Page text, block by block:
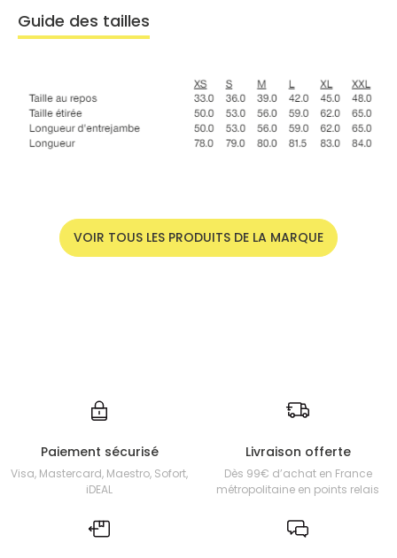
Guide des tailles
VOIR TOUS LES PRODUITS DE LA MARQUE
Paiement sécurisé
Visa, Mastercard, Maestro, Sofort,
iDEAL
Livraison offerte
Dès 99€ d’achat en France
métropolitaine en points relais